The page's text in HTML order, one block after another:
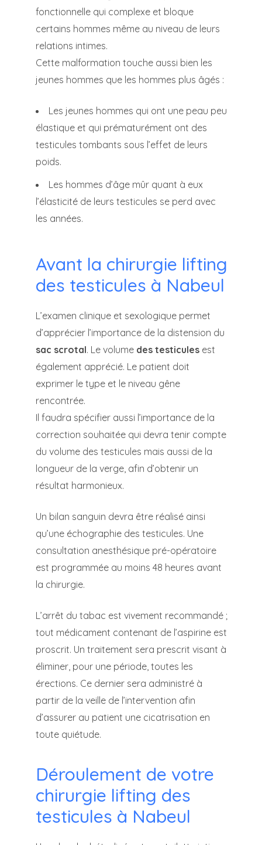
fonctionnelle qui complexe et bloque
certains hommes même au niveau de leurs
relations intimes.
Cette malformation touche aussi bien les
jeunes hommes que les hommes plus âgés :
Les jeunes hommes qui ont une peau peu
élastique et qui prématurément ont des
testicules tombants sous l’effet de leurs
poids.
Les hommes d’âge mûr quant à eux
l’élasticité de leurs testicules se perd avec
les années.
Avant la chirurgie lifting
des testicules à Nabeul
L’examen clinique et sexologique permet
d’apprécier l’importance de la distension du
sac scrotal. Le volume des testicules est
également apprécié. Le patient doit
exprimer le type et le niveau gêne
rencontrée.
Il faudra spécifier aussi l’importance de la
correction souhaitée qui devra tenir compte
du volume des testicules mais aussi de la
longueur de la verge, afin d’obtenir un
résultat harmonieux.
Un bilan sanguin devra être réalisé ainsi
qu’une échographie des testicules. Une
consultation anesthésique pré-opératoire
est programmée au moins 48 heures avant
la chirurgie.
L’arrêt du tabac est vivement recommandé ;
tout médicament contenant de l’aspirine est
proscrit. Un traitement sera prescrit visant à
éliminer, pour une période, toutes les
érections. Ce dernier sera administré à
partir de la veille de l’intervention afin
d’assurer au patient une cicatrisation en
toute quiétude.
Déroulement de votre
chirurgie lifting des
testicules à Nabeul